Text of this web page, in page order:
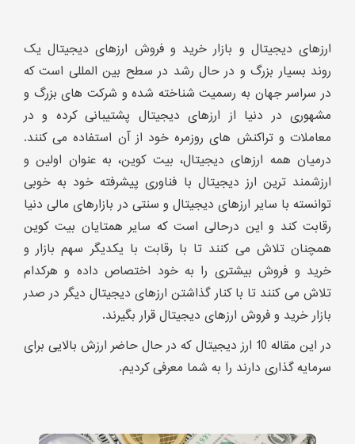
ارزهای دیجیتال و بازار خرید و فروش ارزهای دیجیتال یک
روند بسیار بزرگ و در حال رشد در سطح بین المللی است که
در سراسر جهان به رسمیت شناخته شده و شرکت های بزرگ و
مشهوری در دنیا از ارزهای دیجیتال پشتیبانی کرده و در
معاملات و تراکنش های روزمره خود از آن استفاده می کنند.
درمیان همه ارزهای دیجیتال، بیت کوین، به عنوان اولین و
ارزشمند ترین ارز دیجیتال با فناوری پیشرفته خود به خوبی
توانسته با سایر ارزهای دیجیتال و سنتی در بازارهای مالی دنیا
رقابت کند و این درحالی است که سایر همتایان بیت کوین
همچنان تلاش می کنند تا با رقابت با یکدیگر سهم بازار و
خرید و فروش بیشتری را به خود اختصاص داده و هرکدام
تلاش می کنند تا با کنار گذاشتن ارزهای دیجیتال دیگر در صدر
بازار خرید و فروش ارزهای دیجیتال قرار بگیرند.
در این مقاله 10 ارز دیجیتال که در حال حاضر ارزش بالایی برای
سرمایه گذاری دارند را به شما معرفی کردیم.